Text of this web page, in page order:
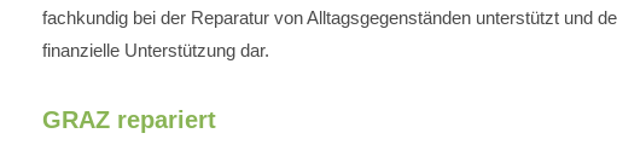
fachkundig bei der Reparatur von Alltagsgegenständen unterstützt und
finanzielle Unterstützung dar.
GRAZ repariert